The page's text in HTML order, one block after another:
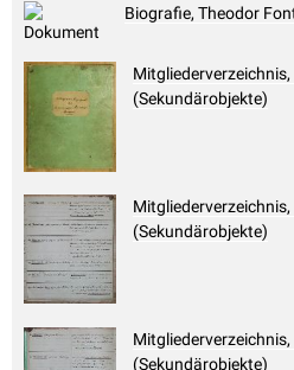
Biografie, Theodor
Mitgliederverzeichnis,
(Sekundärobjekte)
Mitgliederverzeichnis,
(Sekundärobjekte)
Mitgliederverzeichnis,
(Sekundärobjekte)